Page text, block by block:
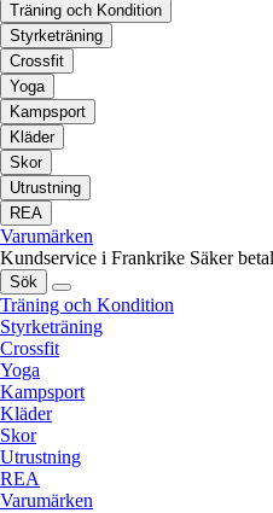
Träning och Kondition
Styrketräning
Crossfit
Yoga
Kampsport
Kläder
Skor
Utrustning
REA
Varumärken
Kundservice i Frankrike Säker
Sök
Träning och Kondition
Styrketräning
Crossfit
Yoga
Kampsport
Kläder
Skor
Utrustning
REA
Varumärken